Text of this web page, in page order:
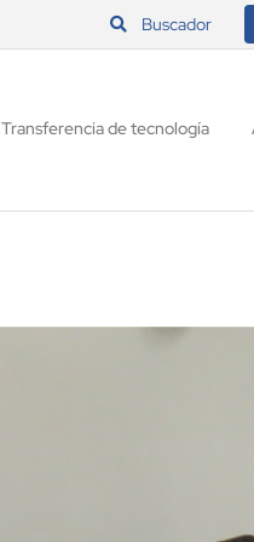
Buscador
Transferencia de tecnología